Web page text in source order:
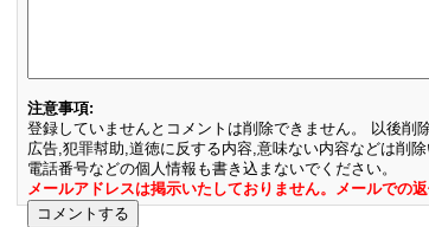
注意事項:
登録していませんとコメントは削除できません。 以後削
広告,犯罪幇助,道徳に反する内容,意味ない内容などは削除
電話番号などの個人情報も書き込まないでください。
メールアドレスは掲示いたしておりません。メールでの